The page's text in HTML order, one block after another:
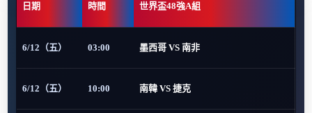
日期 時間 世界盃48強A組
6/12（五） 03:00 墨西哥 VS 南非
6/12（五） 10:00 南韓 VS 捷克